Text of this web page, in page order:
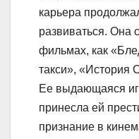
карьера
развиваться. Она
фильмах, как
такси»,
Ее выдающаяся
принесла ей
признание в